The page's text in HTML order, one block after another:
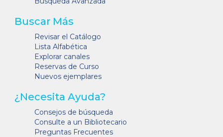
Buscar Más
Revisar el Catálogo
Lista Alfabética
Explorar canales
Reservas de Curso
Nuevos ejemplares
¿Necesita Ayuda?
Consejos de búsqueda
Consulte a un Bibliotecario
Preguntas Frecuentes